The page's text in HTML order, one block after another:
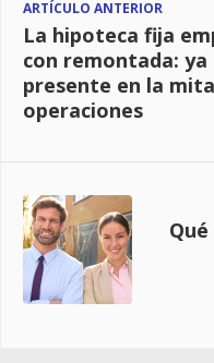
ARTÍCULO ANTERIOR
La hipoteca fija
con remontada: ya
presente en la
operaciones